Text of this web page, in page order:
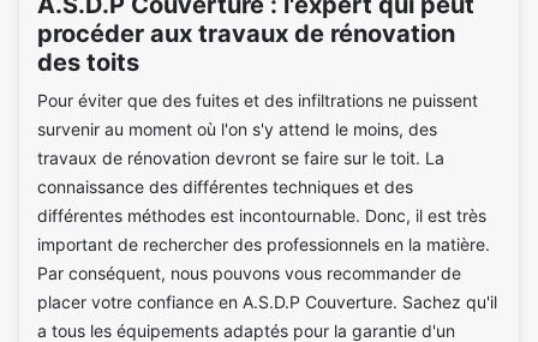
procéder aux travaux de rénovation
des toits
Pour éviter que des fuites et des infiltrations ne puissent
survenir au moment où l'on s'y attend le moins, des
travaux de rénovation devront se faire sur le toit. La
connaissance des différentes techniques et des
différentes méthodes est incontournable. Donc, il est très
important de rechercher des professionnels en la matière.
Par conséquent, nous pouvons vous recommander de
placer votre confiance en A.S.D.P Couverture. Sachez qu'il
a tous les équipements adaptés pour la garantie d'un